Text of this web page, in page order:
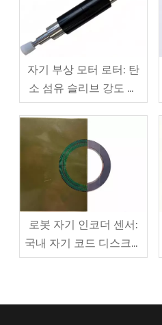
자기 부상 모터 로터: 탄
소 섬유 슬리브 강도 및
자석 강철을 위한 고속 원
로봇 자기 인코더 센서:
국내 자기 코드 디스크가
어떻게 수입 ​​독점을 깨뜨